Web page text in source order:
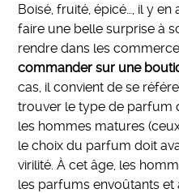
Boisé, fruité, épicé…, il y
faire une belle surprise à
rendre dans les
commander sur une
cas, il convient de se
trouver le type de parfum
les hommes matures
le choix du parfum doit
virilité. À cet âge, les
les parfums envoûtants et